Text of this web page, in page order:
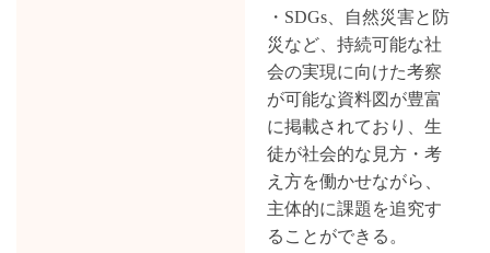
・SDGs、自然災害と防
災など、持続可能な社
会の実現に向けた考察
が可能な資料図が豊富
に掲載されており、生
徒が社会的な見方・考
え方を働かせながら、
主体的に課題を追究す
ることができる。